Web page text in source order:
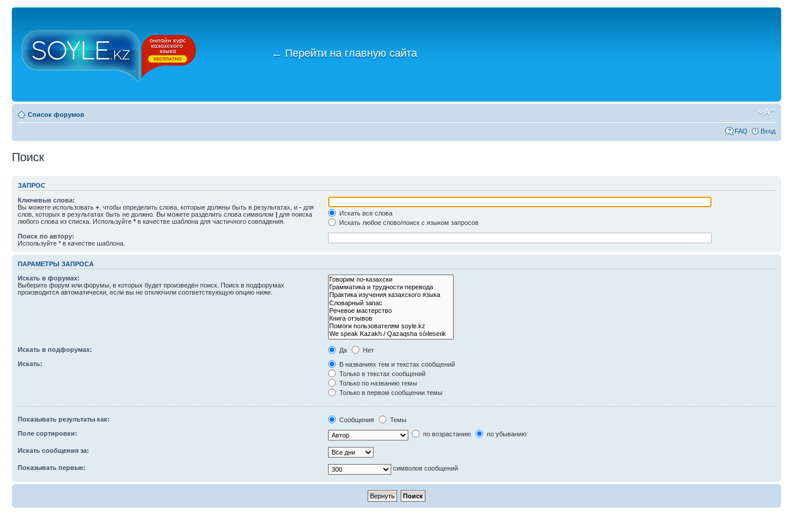
← Перейти на главную сайта
Список форумов
FAQ Вход
Поиск
ЗАПРОС
Ключевые слова:
Вы можете использовать + , чтобы определить слова, которые должны быть в результатах, и - для
слов, которых в результатах быть не должно. Вы можете разделить слова символом | для поиска
любого слова из списка. Используйте * в качестве шаблона для частичного совпадения.
Искать все слова
Искать любое слово/поиск с языком запросов
Поиск по автору:
Используйте * в качестве шаблона.
ПАРАМЕТРЫ ЗАПРОСА
Искать в форумах:
Выберите форум или форумы, в которых будет произведён поиск. Поиск в подфорумах
производится автоматически, если вы не отключили соответствующую опцию ниже.
Искать в подфорумах: Да
Нет
Искать:
В названиях тем и текстах сообщений
Только в текстах сообщений
Только по названию темы
Только в первом сообщении темы
Показывать результаты как: Сообщения
Темы
Поле сортировки:
по возрастанию по убыванию
Искать сообщения за:
Показывать первые: символов сообщений